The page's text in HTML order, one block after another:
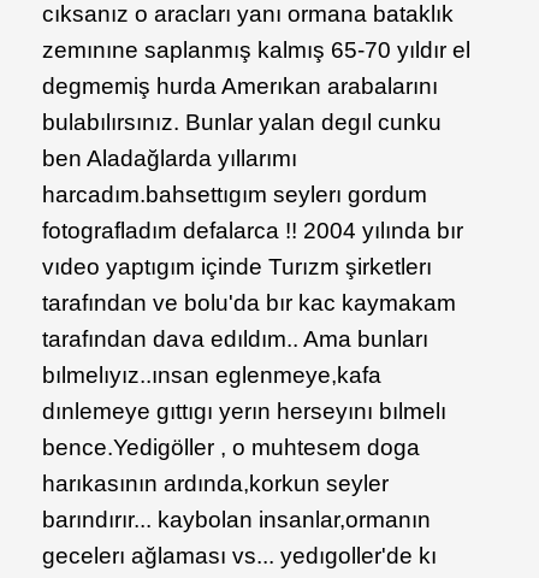
cıksanız o aracları yanı ormana bataklık
zemınıne saplanmış kalmış 65-70 yıldır el
degmemiş hurda Amerıkan arabalarını
bulabılırsınız. Bunlar yalan degıl cunku
ben Aladağlarda yıllarımı
harcadım.bahsettıgım seylerı gordum
fotografladım defalarca !! 2004 yılında bır
vıdeo yaptıgım içinde Turızm şirketlerı
tarafından ve bolu'da bır kac kaymakam
tarafından dava edıldım.. Ama bunları
bılmelıyız..ınsan eglenmeye,kafa
dınlemeye gıttıgı yerın herseyını bılmelı
bence.Yedigöller , o muhtesem doga
harıkasının ardında,korkun seyler
barındırır... kaybolan insanlar,ormanın
gecelerı ağlaması vs... yedıgoller'de kı